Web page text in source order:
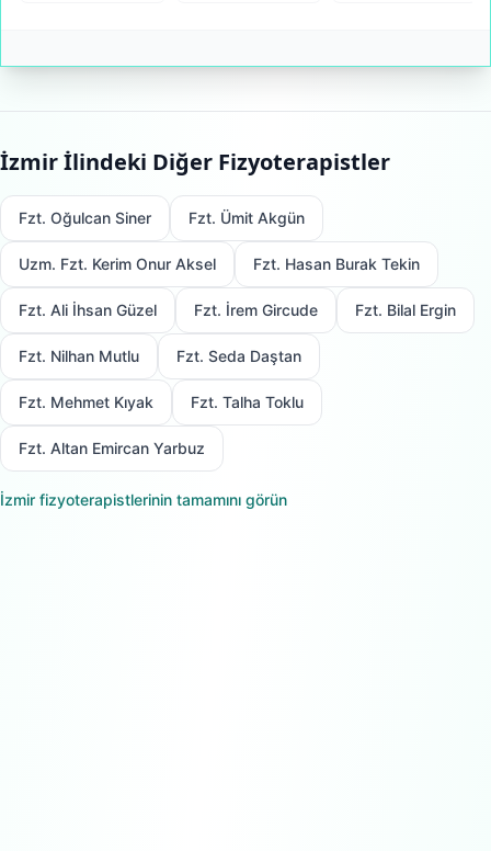
İzmirİlindeki Diğer Fizyoterapistler
Fzt. Oğulcan Siner Fzt. Ümit Akgün
Uzm. Fzt. Kerim Onur Aksel Fzt. Hasan Burak Tekin
Fzt. Ali İhsan Güzel Fzt. İrem Gircude Fzt. Bilal Ergin
Fzt. Nilhan Mutlu Fzt. Seda Daştan
Fzt. Mehmet Kıyak Fzt. Talha Toklu
Fzt. Altan Emircan Yarbuz
İzmir fizyoterapistlerinin tamamını görün